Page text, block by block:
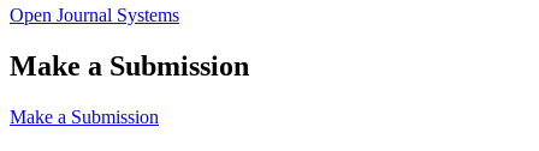
Open Journal Systems
Make a Submission
Make a Submission